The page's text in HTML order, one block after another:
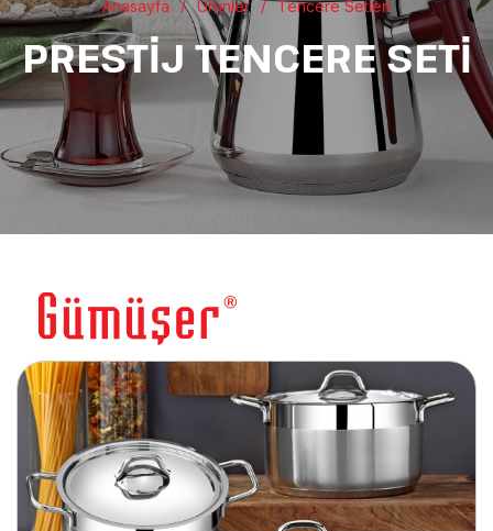
Anasayfa Ürünler Tencere Setleri
PRESTİJ TENCERE SETİ